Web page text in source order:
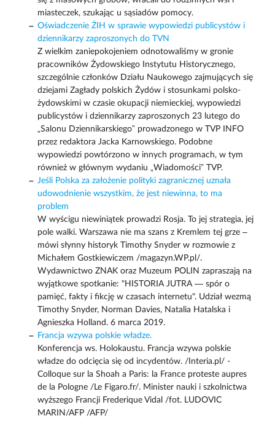
miasteczek, szukając u sąsiadów pomocy.
Oświadczenie ŻIH w sprawie wypowiedzi publicystów i
dziennikarzy zaproszonych do TVN
Z wielkim zaniepokojeniem odnotowaliśmy w gronie
pracowników Żydowskiego Instytutu Historycznego,
szczególnie członków Działu Naukowego zajmujących się
dziejami Zagłady polskich Żydów i stosunkami polsko-
żydowskimi w czasie okupacji niemieckiej, wypowiedzi
publicystów i dziennikarzy zaproszonych 23 lutego do
„Salonu Dziennikarskiego” prowadzonego w TVP INFO
przez redaktora Jacka Karnowskiego. Podobne
wypowiedzi powtórzono w innych programach, w tym
również w głównym wydaniu „Wiadomości” TVP.
Jeśli Polska za założenie polityki zagranicznej uznała
udowodnienie wszystkim, że jest niewinna, to ma
problem
W wyścigu niewiniątek prowadzi Rosja. To jej strategia, jej
pole walki. Warszawa nie ma szans z Kremlem tej grze –
mówi słynny historyk Timothy Snyder w rozmowie z
Michałem Gostkiewiczem /magazyn.WP.pl/.
Wydawnictwo ZNAK oraz Muzeum POLIN zapraszają na
wyjątkowe spotkanie: "HISTORIA JUTRA — spór o
pamięć, fakty i fikcję w czasach internetu". Udział wezmą
Timothy Snyder, Norman Davies, Natalia Hatalska i
Agnieszka Holland. 6 marca 2019.
Francja wzywa polskie władze.
Konferencja ws. Holokaustu. Francja wzywa polskie
władze do odcięcia się od incydentów. /Interia.pl/ -
Colloque sur la Shoah a Paris: la France proteste aupres
de la Pologne /Le Figaro.fr/. Minister nauki i szkolnictwa
wyższego Francji Frederique Vidal /fot. LUDOVIC
MARIN/AFP /AFP/